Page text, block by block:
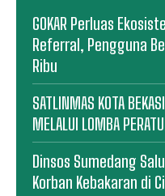
GOKAR Perluas
Referral, Pengguna
Ribu
SATLINMAS KOTA
MELALUI LOMBA
Dinsos Sumedang
Korban Kebakaran di